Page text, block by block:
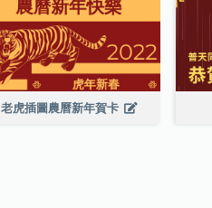
老虎插圖農曆新年賀卡